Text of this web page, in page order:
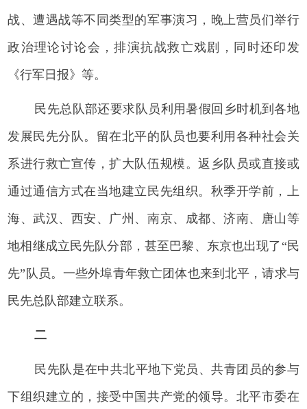
战、遭遇战等不同类型的军事演习，晚上营员们举行
政治理论讨论会，排演抗战救亡戏剧，同时还印发
《行军日报》等。
民先总队部还要求队员利用暑假回乡时机到各地
发展民先分队。留在北平的队员也要利用各种社会关
系进行救亡宣传，扩大队伍规模。返乡队员或直接或
通过通信方式在当地建立民先组织。秋季开学前，上
海、武汉、西安、广州、南京、成都、济南、唐山等
地相继成立民先队分部，甚至巴黎、东京也出现了“民
先”队员。一些外埠青年救亡团体也来到北平，请求与
民先总队部建立联系。
二
民先队是在中共北平地下党员、共青团员的参与
下组织建立的，接受中国共产党的领导。北平市委在